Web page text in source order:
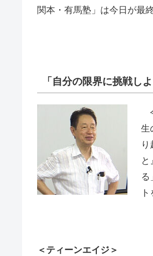
関本・有馬塾」は今日が最
「自分の限界に挑戦し
生
る
＜ティーンエイジ＞